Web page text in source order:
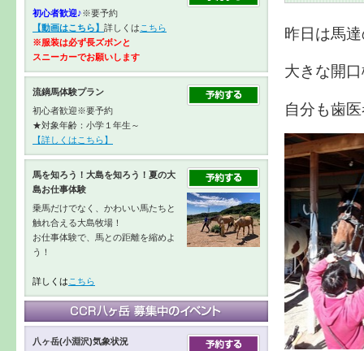
昨日は馬
大きな開
自分も歯
初心者歓迎♪※要予約
【動画はこちら】 詳しくは こちら
※服装は必ず長ズボンと
スニーカーでお願いします
流鏑馬体験プラン
初心者歓迎※要予約
★対象年齢：小学１年生～
【詳しくはこちら】
馬を知ろう！大島を知ろう！夏の大
島お仕事体験
乗馬だけでなく、かわいい馬たちと
触れ合える大島牧場！
お仕事体験で、馬との距離を縮めよ
う！
詳しくは こちら
八ヶ岳(小淵沢)気象状況